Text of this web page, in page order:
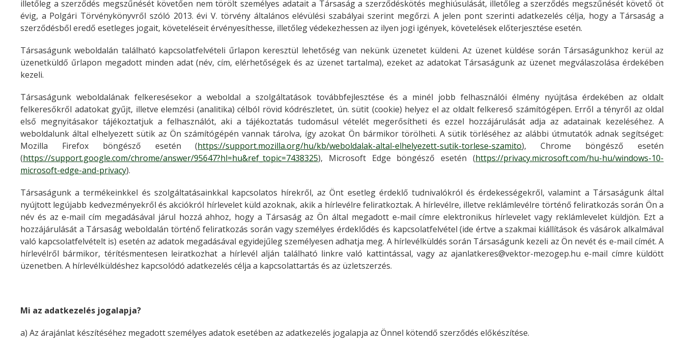
illetőleg a szerződés megszűnését követően nem törölt személyes adatait a Társaság a szerződéskötés meghiúsulását, illetőleg a szerződés megszűnését követő öt
évig, a Polgári Törvénykönyvről szóló 2013. évi V. törvény általános elévülési szabályai szerint megőrzi. A jelen pont szerinti adatkezelés célja, hogy a Társaság a
szerződésből eredő esetleges jogait, követeléseit érvényesíthesse, illetőleg védekezhessen az ilyen jogi igények, követelések előterjesztése esetén.
Társaságunk weboldalán található kapcsolatfelvételi űrlapon keresztül lehetőség van nekünk üzenetet küldeni. Az üzenet küldése során Társaságunkhoz kerül az
üzenetküldő űrlapon megadott minden adat (név, cím, elérhetőségek és az üzenet tartalma), ezeket az adatokat Társaságunk az üzenet megválaszolása érdekében
kezeli.
Társaságunk weboldalának felkeresésekor a weboldal a szolgáltatások továbbfejlesztése és a minél jobb felhasználói élmény nyújtása érdekében az oldalt
felkeresőkről adatokat gyűjt, illetve elemzési (analitika) célból rövid kódrészletet, ún. sütit (cookie) helyez el az oldalt felkereső számítógépen. Erről a tényről az oldal
első megnyitásakor tájékoztatjuk a felhasználót, aki a tájékoztatás tudomásul vételét megerősítheti és ezzel hozzájárulását adja az adatainak kezeléséhez. A
weboldalunk által elhelyezett sütik az Ön számítógépén vannak tárolva, így azokat Ön bármikor törölheti. A sütik törléséhez az alábbi útmutatók adnak segítséget:
Mozilla Firefox böngésző esetén (https://support.mozilla.org/hu/kb/weboldalak-altal-elhelyezett-sutik-torlese-szamito), Chrome böngésző esetén
(https://support.google.com/chrome/answer/95647?hl=hu&ref_topic=7438325), Microsoft Edge böngésző esetén (https://privacy.microsoft.com/hu-hu/windows-10-
microsoft-edge-and-privacy).
Társaságunk a termékeinkkel és szolgáltatásainkkal kapcsolatos hírekről, az Önt esetleg érdeklő tudnivalókról és érdekességekről, valamint a Társaságunk által
nyújtott legújabb kedvezményekről és akciókról hírlevelet küld azoknak, akik a hírlevélre feliratkoztak. A hírlevélre, illetve reklámlevélre történő feliratkozás során Ön a
név és az e-mail cím megadásával járul hozzá ahhoz, hogy a Társaság az Ön által megadott e-mail címre elektronikus hírlevelet vagy reklámlevelet küldjön. Ezt a
hozzájárulását a Társaság weboldalán történő feliratkozás során vagy személyes érdeklődés és kapcsolatfelvétel (ide értve a szakmai kiállítások és vásárok alkalmával
való kapcsolatfelvételt is) esetén az adatok megadásával egyidejűleg személyesen adhatja meg. A hírlevélküldés során Társaságunk kezeli az Ön nevét és e-mail címét. A
hírlevélről bármikor, térítésmentesen leiratkozhat a hírlevél alján található linkre való kattintással, vagy az ajanlatkeres@vektor-mezogep.hu e-mail címre küldött
üzenetben. A hírlevélküldéshez kapcsolódó adatkezelés célja a kapcsolattartás és az üzletszerzés.
Mi az adatkezelés jogalapja?
a) Az árajánlat készítéséhez megadott személyes adatok esetében az adatkezelés jogalapja az Önnel kötendő szerződés előkészítése.